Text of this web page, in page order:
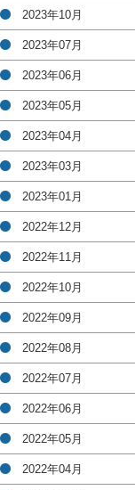
2023年10月
2023年07月
2023年06月
2023年05月
2023年04月
2023年03月
2023年01月
2022年12月
2022年11月
2022年10月
2022年09月
2022年08月
2022年07月
2022年06月
2022年05月
2022年04月